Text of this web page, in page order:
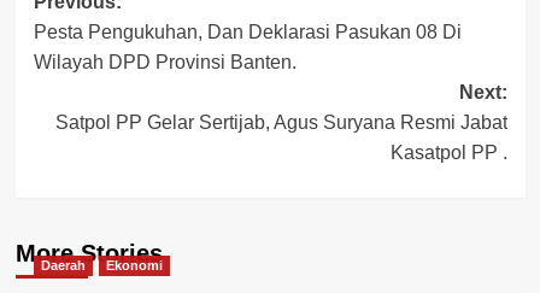
navigation
Pesta Pengukuhan, Dan Deklarasi Pasukan 08 Di
Wilayah DPD Provinsi Banten.
Next:
Satpol PP Gelar Sertijab, Agus Suryana Resmi Jabat
Kasatpol PP .
More Stories
Daerah Ekonomi